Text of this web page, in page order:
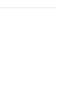
tế được lấy
lẫn hoài cổ,
khi thưởng